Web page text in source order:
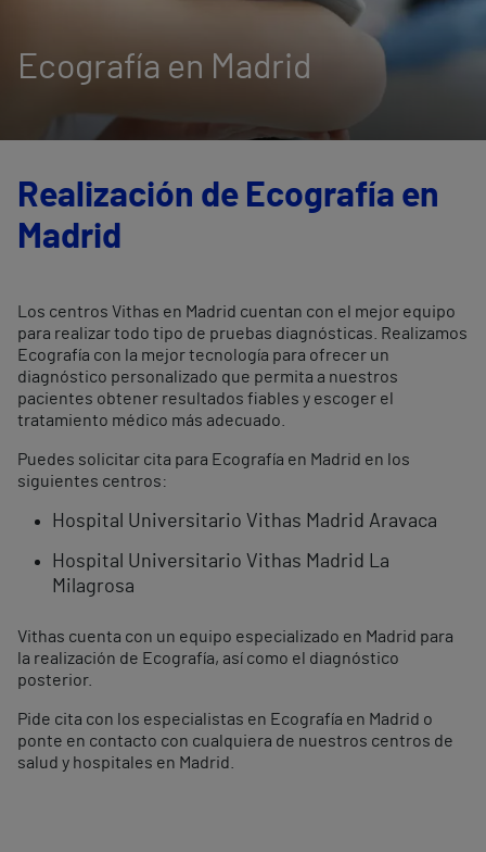
Ecografía en Madrid
Realización de Ecografía en
Madrid
Los centros Vithas en Madrid cuentan con el mejor equipo
para realizar todo tipo de pruebas diagnósticas. Realizamos
Ecografía con la mejor tecnología para ofrecer un
diagnóstico personalizado que permita a nuestros
pacientes obtener resultados fiables y escoger el
tratamiento médico más adecuado.
Puedes solicitar cita para Ecografía en Madrid en los
siguientes centros:
Hospital Universitario Vithas Madrid Aravaca
Hospital Universitario Vithas Madrid La
Milagrosa
Vithas cuenta con un equipo especializado en Madrid para
la realización de Ecografía, así como el diagnóstico
posterior.
Pide cita con los especialistas en Ecografía en Madrid o
ponte en contacto con cualquiera de nuestros centros de
salud y hospitales en Madrid.